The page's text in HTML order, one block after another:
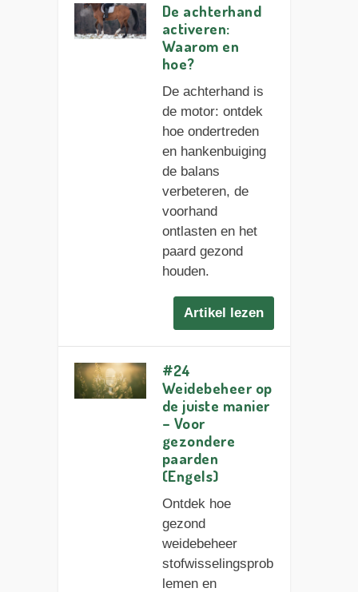
De achterhand
activeren:
Waarom en
hoe?
De achterhand is
de motor: ontdek
hoe ondertreden
en hankenbuiging
de balans
verbeteren, de
voorhand
ontlasten en het
paard gezond
houden.
Artikel lezen
#24
Weidebeheer op
de juiste manier
– Voor
gezondere
paarden
(Engels)
Ontdek hoe
gezond
weidebeheer
stofwisselingsprob
lemen en